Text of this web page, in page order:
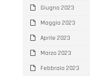
Giugno 2023
Maggio 2023
Aprile 2023
Marzo 2023
Febbraio 2023